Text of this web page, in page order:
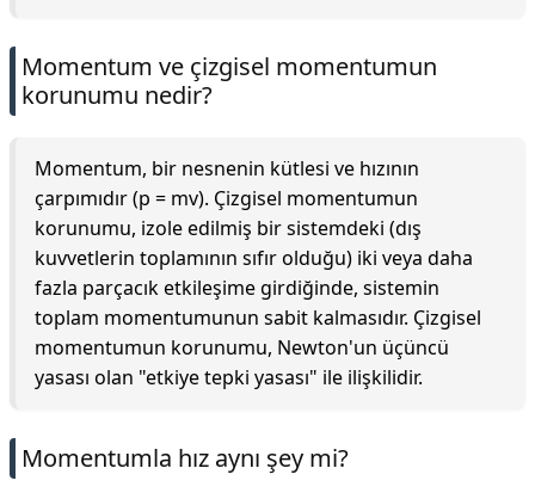
Momentum ve çizgisel momentumun
korunumu nedir?
Momentum, bir nesnenin kütlesi ve hızının
çarpımıdır (p = mv). Çizgisel momentumun
korunumu, izole edilmiş bir sistemdeki (dış
kuvvetlerin toplamının sıfır olduğu) iki veya daha
fazla parçacık etkileşime girdiğinde, sistemin
toplam momentumunun sabit kalmasıdır. Çizgisel
momentumun korunumu, Newton'un üçüncü
yasası olan "etkiye tepki yasası" ile ilişkilidir.
Momentumla hız aynı şey mi?